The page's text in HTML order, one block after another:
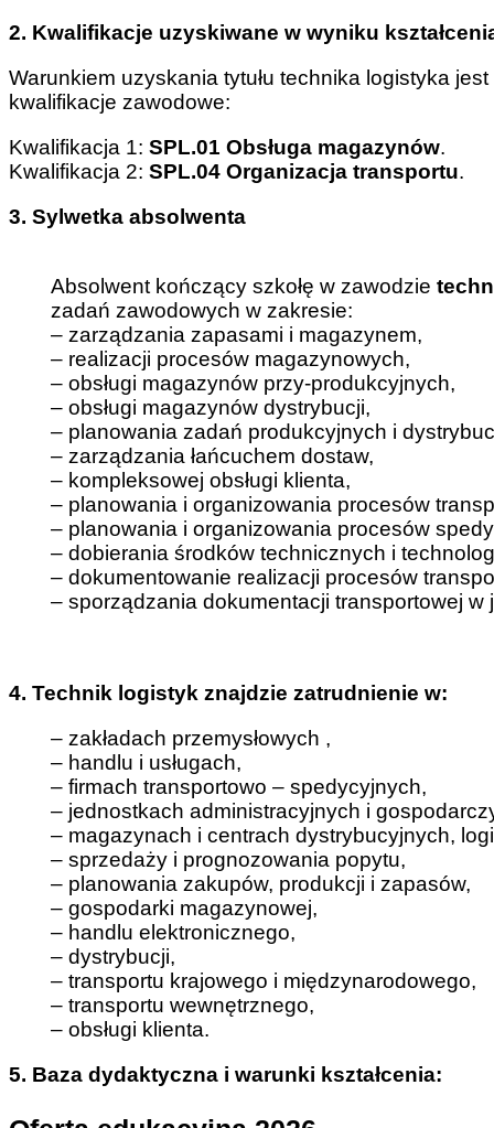
2. Kwalifikacje uzyskiwane w wyniku
Warunkiem uzyskania tytułu technika logistyka
kwalifikacje zawodowe:
Kwalifikacja 1: SPL.01 Obsługa magazynów.
Kwalifikacja 2: SPL.04 Organizacja transportu.
3. Sylwetka absolwenta
Absolwent kończący szkołę w zawodzie
zadań zawodowych w zakresie:
– zarządzania zapasami i magazynem,
– realizacji procesów magazynowych,
– obsługi magazynów przy-produkcyjnych,
– obsługi magazynów dystrybucji,
– planowania zadań produkcyjnych i
– zarządzania łańcuchem dostaw,
– kompleksowej obsługi klienta,
– planowania i organizowania procesów
– planowania i organizowania procesów
– dobierania środków technicznych i
– dokumentowanie realizacji procesów
– sporządzania dokumentacji transportowej
4. Technik logistyk znajdzie zatrudnienie w:
– zakładach przemysłowych ,
– handlu i usługach,
– firmach transportowo – spedycyjnych,
– jednostkach administracyjnych i
– magazynach i centrach dystrybucyjnych,
– sprzedaży i prognozowania popytu,
– planowania zakupów, produkcji i zapasów,
– gospodarki magazynowej,
– handlu elektronicznego,
– dystrybucji,
– transportu krajowego i międzynarodowego,
– transportu wewnętrznego,
– obsługi klienta.
5. Baza dydaktyczna i warunki kształcenia: